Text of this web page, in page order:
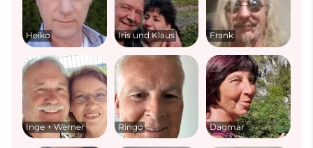
Heiko Iris und Klaus Frank
Inge + Werner Ringo Dagmar